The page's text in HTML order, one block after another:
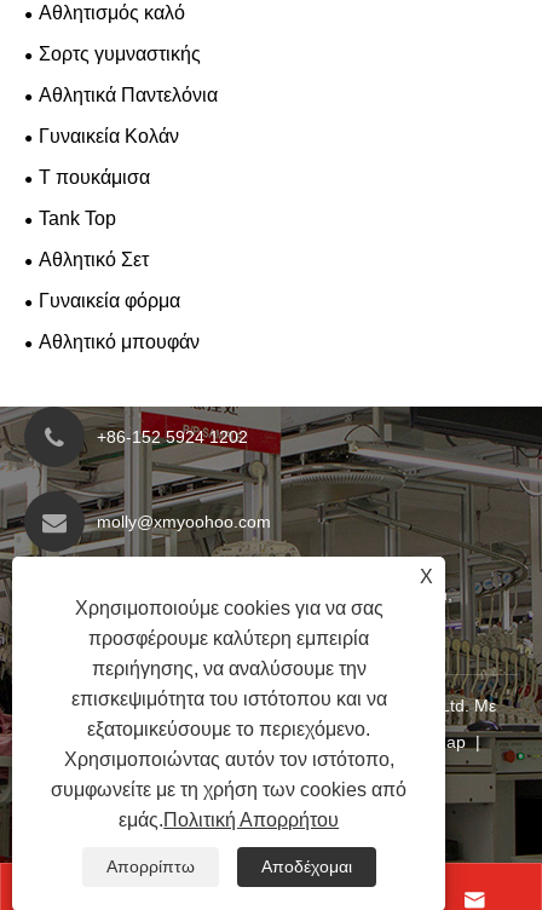
Αθλητισμός καλό
Σορτς γυμναστικής
Αθλητικά Παντελόνια
Γυναικεία Κολάν
T πουκάμισα
Tank Top
Αθλητικό Σετ
Γυναικεία φόρμα
Αθλητικό μπουφάν
+86-152 5924 1202
molly@xmyoohoo.com
No.98 Xiangxing Rd, περιοχή Xiang'an, Fujian,
Κίνα. 361101
Copyright © 2024 Xiamen Evaricky Trading Co., Ltd. Με
επιφύλαξη παντός δικαιώματοςLinks Sitemap|
RSS
| Πολιτική Απορρήτου

X
Χρησιμοποιούμε cookies για να σας
προσφέρουμε καλύτερη εμπειρία
περιήγησης, να αναλύσουμε την
επισκεψιμότητα του ιστότοπου και να
εξατομικεύσουμε το περιεχόμενο.
Χρησιμοποιώντας αυτόν τον ιστότοπο,
συμφωνείτε με τη χρήση των cookies από
εμάς.Πολιτική Απορρήτου
Απορρίπτω Αποδέχομαι